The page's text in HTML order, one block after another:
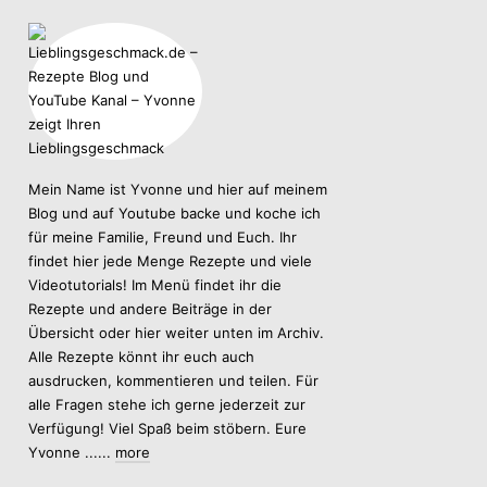
Mein Name ist Yvonne und hier auf meinem
Blog und auf Youtube backe und koche ich
für meine Familie, Freund und Euch. Ihr
findet hier jede Menge Rezepte und viele
Videotutorials! Im Menü findet ihr die
Rezepte und andere Beiträge in der
Übersicht oder hier weiter unten im Archiv.
Alle Rezepte könnt ihr euch auch
ausdrucken, kommentieren und teilen. Für
alle Fragen stehe ich gerne jederzeit zur
Verfügung! Viel Spaß beim stöbern. Eure
Yvonne ...... more